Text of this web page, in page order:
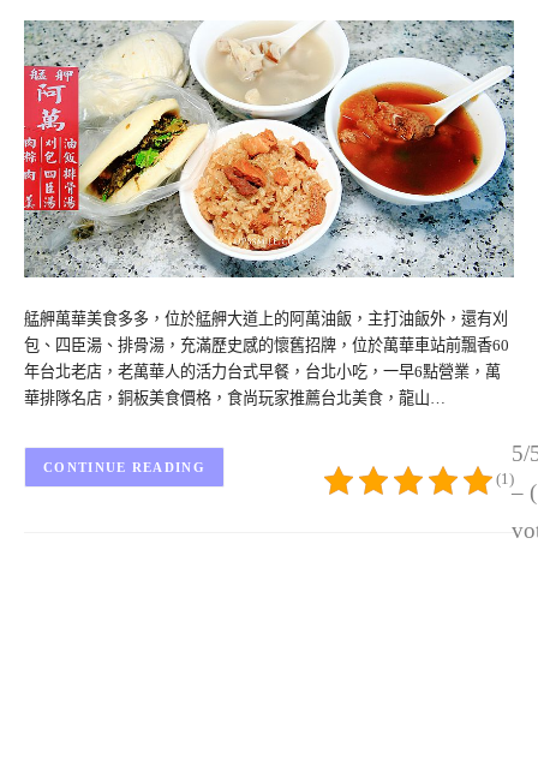
艋舺萬華美食多多，位於艋舺大道上的阿萬油飯，主打油飯外，還有刈
包、四臣湯、排骨湯，充滿歷史感的懷舊招牌，位於萬華車站前飄香60
年台北老店，老萬華人的活力台式早餐，台北小吃，一早6點營業，萬
華排隊名店，銅板美食價格，食尚玩家推薦台北美食，龍山…
5/
–
(1)
CONTINUE READING